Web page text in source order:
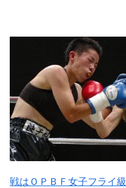
戦はＯＰＢＦ女子フライ